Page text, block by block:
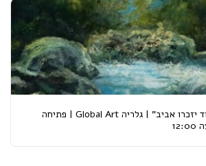
חנה שחר | "עצים עוד יזכרו אביב" | גלריה Global Art | פתיחה